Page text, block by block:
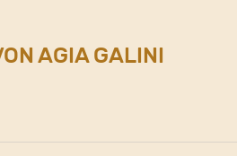
AGIA GALINI